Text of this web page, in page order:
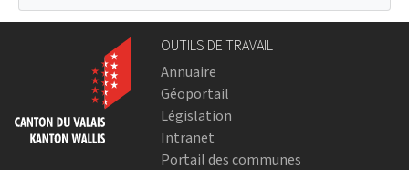
OUTILS DE TRAVAIL
Annuaire
Géoportail
Législation
Intranet
Portail des communes